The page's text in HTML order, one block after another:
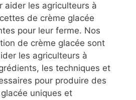
aider les agriculteurs à
de crème glacée
pour leur ferme. Nos
de crème glacée sont
les agriculteurs à
les techniques et
pour produire des
uniques et